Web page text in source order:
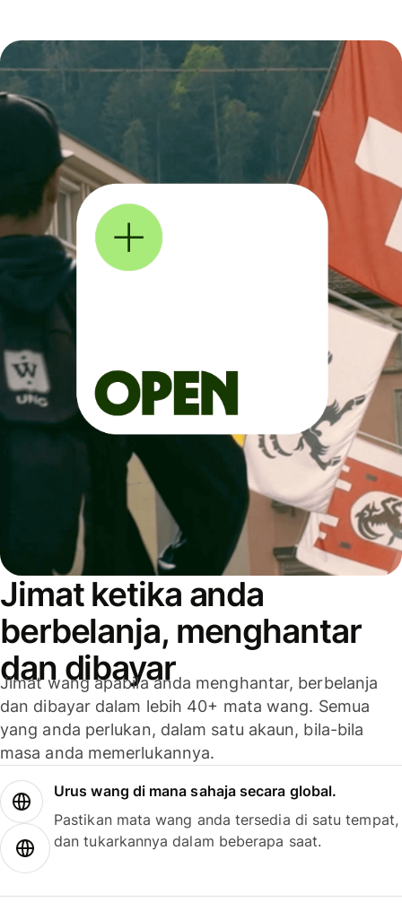
Jimat ketika anda
berbelanja, menghantar
dan dibayar
Jimat wang apabila anda menghantar, berbelanja
dan dibayar dalam lebih 40+ mata wang. Semua
yang anda perlukan, dalam satu akaun, bila-bila
masa anda memerlukannya.
Urus wang di mana sahaja secara global.
Pastikan mata wang anda tersedia di satu tempat,
dan tukarkannya dalam beberapa saat.